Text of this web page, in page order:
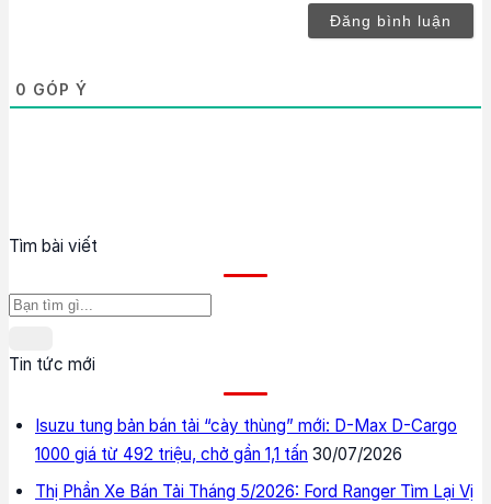
0 GÓP Ý
Tìm bài viết
Tin tức mới
Isuzu tung bản bán tải “cày thùng” mới: D-Max D-Cargo
1000 giá từ 492 triệu, chở gần 1,1 tấn 30/07/2026
Thị Phần Xe Bán Tải Tháng 5/2026: Ford Ranger Tìm Lại Vị